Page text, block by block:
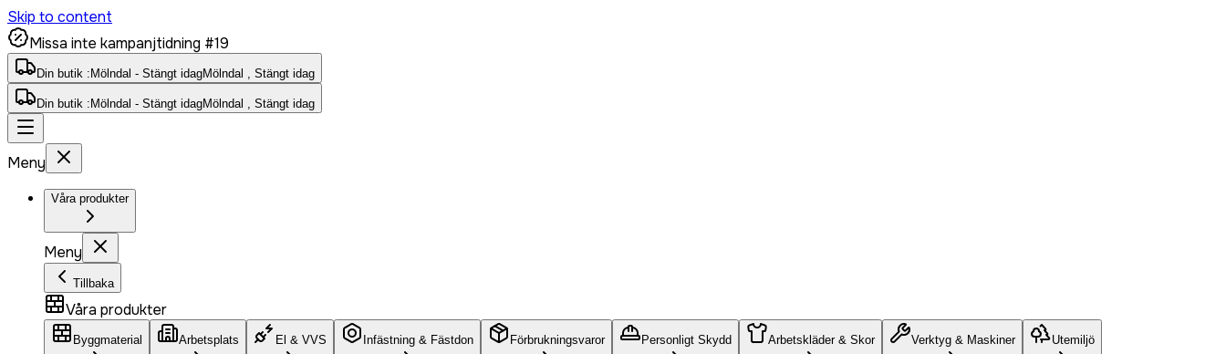
Skip to content
Missa inte kampanjtidning #19
Din butik : Mölndal - Stängt idagMölndal , Stängt idag
Din butik : Mölndal - Stängt idagMölndal , Stängt idag
Meny
Våra produkter
Meny
Tillbaka
Våra produkter
Byggmaterial Arbetsplats El & VVS Infästning & Fästdon Förbrukningsvaror Personligt Skydd Arbetskläder & Skor Verktyg & Maskiner Utemiljö